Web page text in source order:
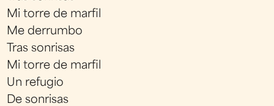
Mi torre de marfil
Me derrumbo
Tras sonrisas
Mi torre de marfil
Un refugio
De sonrisas